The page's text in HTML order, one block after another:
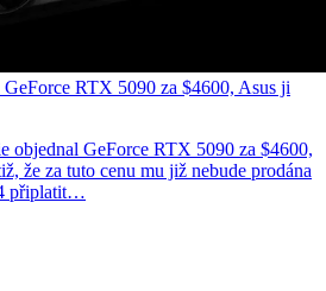
RTX 5090 za $4600, Asus ji
objednal GeForce RTX 5090 za $4600,
že za tuto cenu mu již nebude prodána
připlatit…